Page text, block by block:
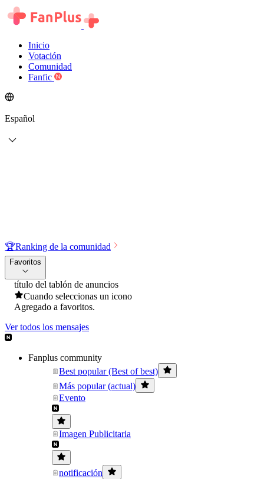
Inicio
Votación
Comunidad
Fanfic
Español
🏆Ranking de la comunidad
Favoritos
título del tablón de anuncios
Cuando seleccionas un icono
Agregado a favoritos.
Ver todos los mensajes
Fanplus community
Best popular (Best of best)
Más popular (actual)
Evento
Imagen Publicitaria
notificación